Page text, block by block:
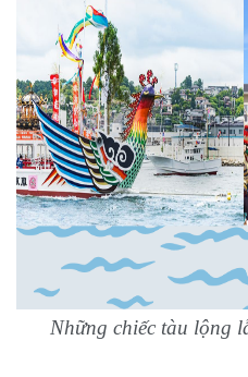
Những chiếc tàu lộng